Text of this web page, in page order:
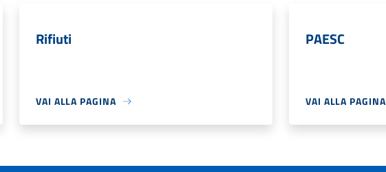
Rifiuti
VAI ALLA PAGINA
PAESC
VAI ALLA PAGINA